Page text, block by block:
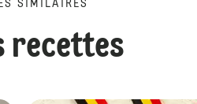
SIMILAIRES
recettes